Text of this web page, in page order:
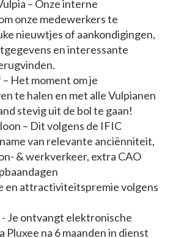
– Onze interne
onze medewerkers te
nieuwtjes of aankondigingen,
en interessante
Het moment om je
te halen en met alle Vulpianen
stevig uit de bol te gaan!
– Dit volgens de IFIC
van relevante anciënniteit,
& werkverkeer, extra CAO
en attractiviteitspremie volgens
Je ontvangt elektronische
Pluxee na 6 maanden in dienst